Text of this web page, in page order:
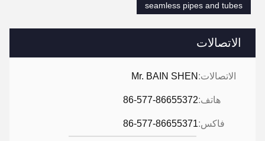
الاتصالات
الاتصالات: Mr. BAIN SHEN
هاتف:86-577-86655372
فاكس:86-577-86655371
seamless pipes and tubes